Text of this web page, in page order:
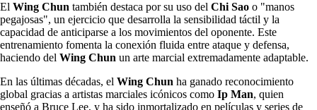
El Wing Chun también destaca por su uso del Chi Sao o "manos
pegajosas", un ejercicio que desarrolla la sensibilidad táctil y la
capacidad de anticiparse a los movimientos del oponente. Este
entrenamiento fomenta la conexión fluida entre ataque y defensa,
haciendo del Wing Chun un arte marcial extremadamente adaptable.
En las últimas décadas, el Wing Chun ha ganado reconocimiento
global gracias a artistas marciales icónicos como Ip Man, quien
enseñó a Bruce Lee, y ha sido inmortalizado en películas y series de